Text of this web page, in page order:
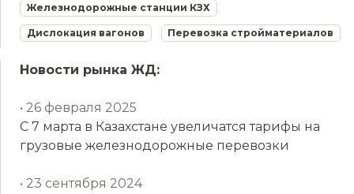
Железнодорожные станции КЗХ
Дислокация вагонов Перевозка стройматериалов
Новости рынка ЖД:
• 26 февраля 2025
С 7 марта в Казахстане увеличатся тарифы на
грузовые железнодорожные перевозки
• 23 сентября 2024